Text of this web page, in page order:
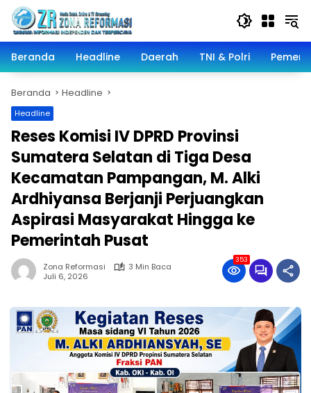
Langsung
konten
Beranda
Headline Daerah TNI & Polri
Beranda Headline
Headline
Reses Komisi IV DPRD Provinsi
Sumatera Selatan di Tiga Desa
Kecamatan Pampangan, M. Alki
Ardhiyansa Berjanji Perjuangkan
Aspirasi Masyarakat Hingga ke
Pemerintah Pusat
Zona Reformasi
3 Min Baca
Juli 6, 2026
353